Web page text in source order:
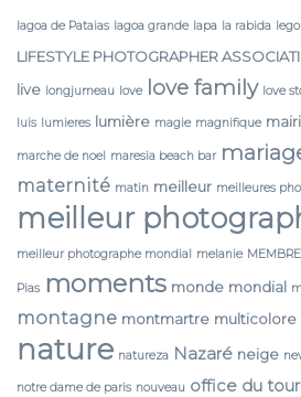
lagoa de Pataias lagoa grande lapa la rabida lego
LIFESTYLE PHOTOGRAPHER
live longjumeau love love family love
luis lumieres lumière magie magnifique
marche de noel maresia beach bar
maternité matin meilleur meilleures
meilleur
meilleur photographe mondial melanie MEMBRE
Pias moments monde mondial
montagne montmartre multicolore
nature natureza Nazaré neige
notre dame de paris nouveau office du